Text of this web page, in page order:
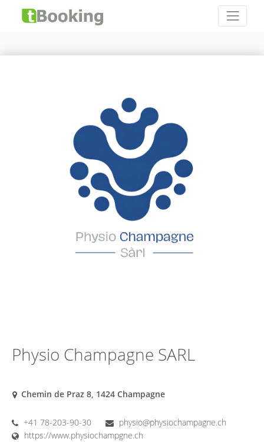
Physio Champagne SARL
Chemin de Praz 8, 1424 Champagne
+41 78-203-90-30
physio@physiochampagne.ch
https://www.physiochampgne.ch